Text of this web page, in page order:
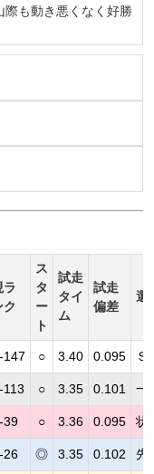
際も動き悪くなく好勝
ラ
ク
ス
タ
ー
ト
試走
タイ
ム
試走
偏差
選
147 ○ 3.40 0.095 Ｓ
113 ○ 3.35 0.101 一
39 ○ 3.36 0.095 状
26 ◎ 3.35 0.102 先